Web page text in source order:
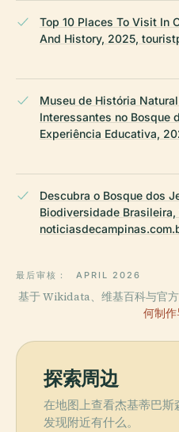
Top 10 Places To Visit In
And History, 2025,
Museu de História
Interessantes no Bosque
Experiência Educativa,
Descubra o Bosque dos
Biodiversidade Brasileira,
最后审核： APRIL 2026
基于 Wikidata、维基百科与官方
何制
探索周边
在地图上查看杰基蒂巴斯
发现附近有什么。